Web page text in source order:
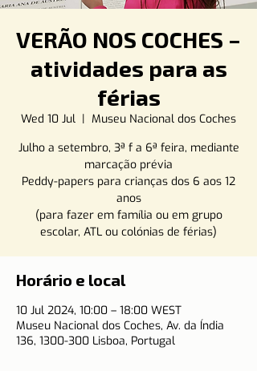
VERÃO NOS COCHES –
atividades para as
férias
Wed 10 Jul
  |
Museu Nacional dos Coches
Julho a setembro, 3ª f a 6ª feira, mediante
marcação prévia
Peddy-papers para crianças dos 6 aos 12
anos
(para fazer em família ou em grupo
escolar, ATL ou colónias de férias)
Horário e local
10 Jul 2024, 10:00 – 18:00 WEST
Museu Nacional dos Coches, Av. da Índia
136, 1300-300 Lisboa, Portugal